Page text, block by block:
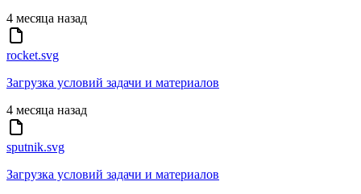
4 месяца назад
rocket.svg
Загрузка условий задачи и материалов
4 месяца назад
sputnik.svg
Загрузка условий задачи и материалов